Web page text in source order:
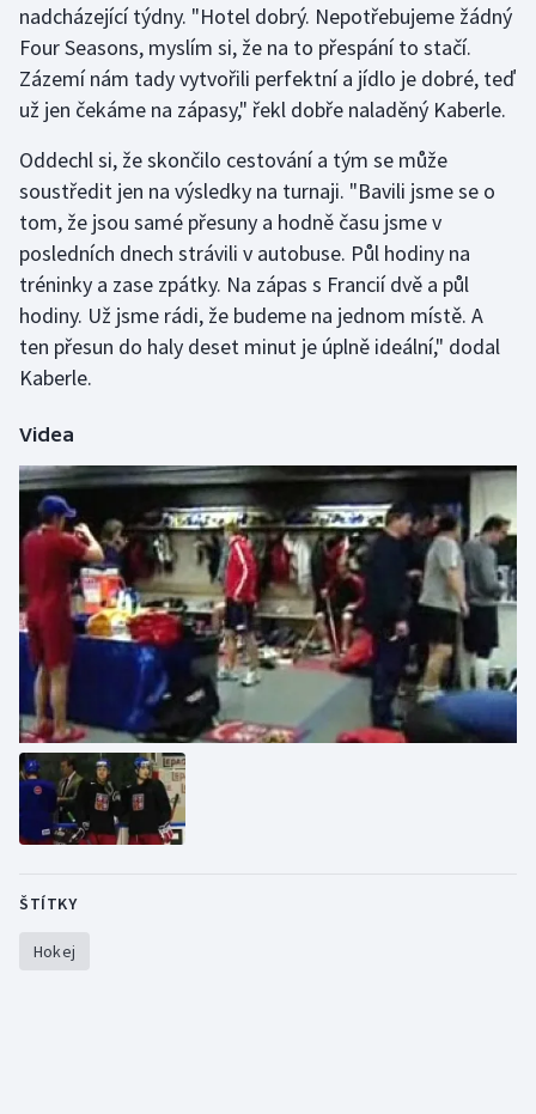
Sportovní střelba
Stolní tenis
Triatlon
Veslování
Vodní slalom
Volejbal
Ostatní
nadcházející týdny. "Hotel dobrý. Nepotřebujeme žádný
Four Seasons, myslím si, že na to přespání to stačí.
Zázemí nám tady vytvořili perfektní a jídlo je dobré, teď
už jen čekáme na zápasy," řekl dobře naladěný Kaberle.
Oddechl si, že skončilo cestování a tým se může
soustředit jen na výsledky na turnaji. "Bavili jsme se o
tom, že jsou samé přesuny a hodně času jsme v
posledních dnech strávili v autobuse. Půl hodiny na
tréninky a zase zpátky. Na zápas s Francií dvě a půl
hodiny. Už jsme rádi, že budeme na jednom místě. A
ten přesun do haly deset minut je úplně ideální," dodal
Kaberle.
Videa
ŠTÍTKY
Hokej